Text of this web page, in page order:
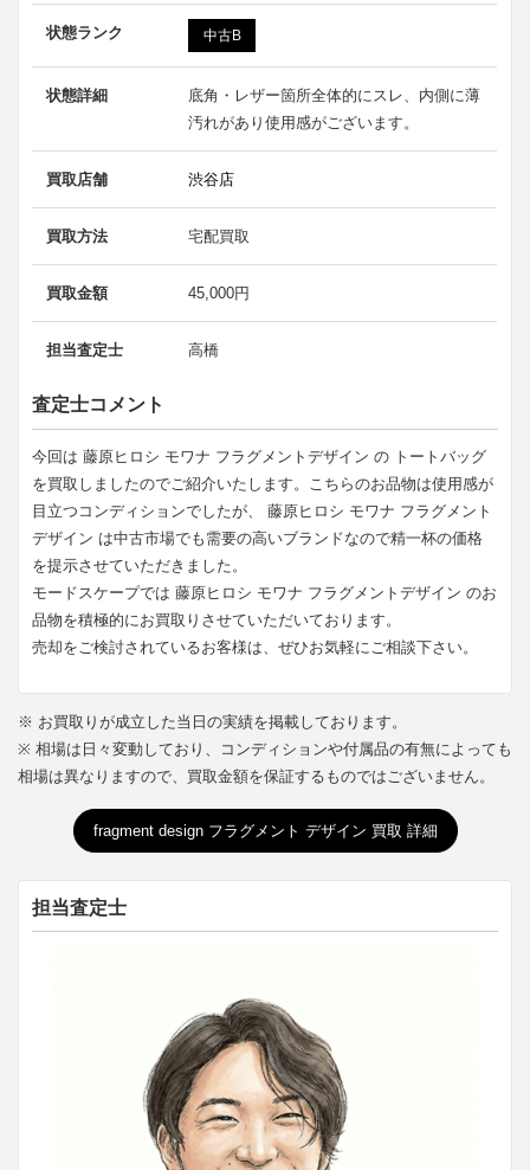
状態ランク 中古B
状態詳細
底角・レザー箇所全体的にスレ、内側に薄
汚れがあり使用感がございます。
買取店舗 渋谷店
買取方法 宅配買取
買取金額 45,000円
担当査定士 高橋
査定士コメント
今回は 藤原ヒロシ モワナ フラグメントデザイン の トートバッグ
を買取しましたのでご紹介いたします。こちらのお品物は使用感が
目立つコンディションでしたが、 藤原ヒロシ モワナ フラグメント
デザイン は中古市場でも需要の高いブランドなので精一杯の価格
を提示させていただきました。
モードスケープでは 藤原ヒロシ モワナ フラグメントデザイン のお
品物を積極的にお買取りさせていただいております。
売却をご検討されているお客様は、ぜひお気軽にご相談下さい。
※ お買取りが成立した当日の実績を掲載しております。
※ 相場は日々変動しており、コンディションや付属品の有無によっても
相場は異なりますので、買取金額を保証するものではございません。
fragment design フラグメント デザイン 買取 詳細
担当査定士